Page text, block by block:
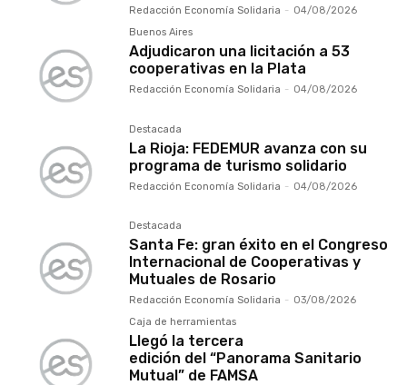
Redacción Economía Solidaria - 04/08/2026
Buenos Aires
Adjudicaron una licitación a 53
cooperativas en la Plata
Redacción Economía Solidaria - 04/08/2026
Destacada
La Rioja: FEDEMUR avanza con su
programa de turismo solidario
Redacción Economía Solidaria - 04/08/2026
Destacada
Santa Fe: gran éxito en el Congreso
Internacional de Cooperativas y
Mutuales de Rosario
Redacción Economía Solidaria - 03/08/2026
Caja de herramientas
Llegó la tercera
edición del “Panorama Sanitario
Mutual” de FAMSA